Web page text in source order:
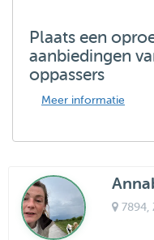
Plaats een
aanbiedingen
oppassers
Meer informatie
7894,